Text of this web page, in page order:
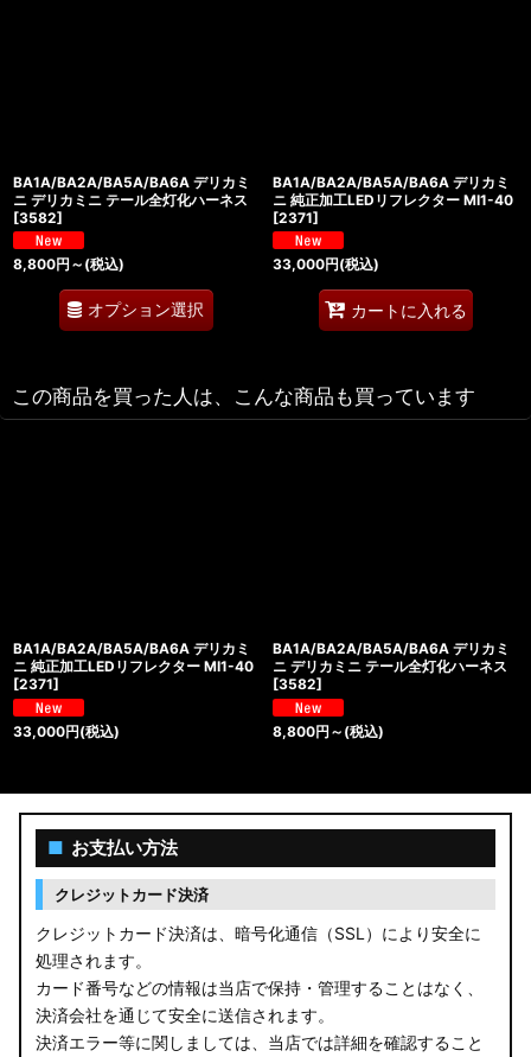
BA1A/BA2A/BA5A/BA6A デリカミ
ニ デリカミニ テール全灯化ハーネス
[3582]
8,800円 ～ (税込)
オプション選択
BA1A/BA2A/BA5A/BA6A デリカミ
ニ 純正加工LEDリフレクター MI1-40
[2371]
33,000円(税込)
カートに入れる
この商品を買った人は、こんな商品も買っています
BA1A/BA2A/BA5A/BA6A デリカミ
ニ 純正加工LEDリフレクター MI1-40
[2371]
33,000円(税込)
BA1A/BA2A/BA5A/BA6A デリカミ
ニ デリカミニ テール全灯化ハーネス
[3582]
8,800円 ～ (税込)
■ お支払い方法
クレジットカード決済
クレジットカード決済は、暗号化通信（SSL）により安全に
処理されます。
カード番号などの情報は当店で保持・管理することはなく、
決済会社を通じて安全に送信されます。
決済エラー等に関しましては、当店では詳細を確認すること